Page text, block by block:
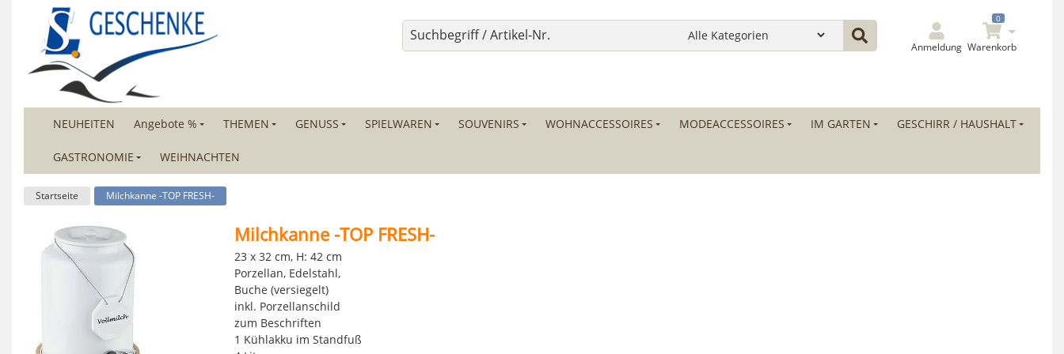
Anmeldung
0
Warenkorb
NEUHEITEN Angebote % THEMEN GENUSS SPIELWAREN SOUVENIRS WOHNACCESSOIRES MODEACCESSOIRES IM GARTEN GESCHIRR / HAUSHALT
GASTRONOMIE WEIHNACHTEN
Startseite Milchkanne -TOP FRESH-
Milchkanne -TOP FRESH-
23 x 32 cm, H: 42 cm
Porzellan, Edelstahl,
Buche (versiegelt)
inkl. Porzellanschild
zum Beschriften
1 Kühlakku im Standfuß